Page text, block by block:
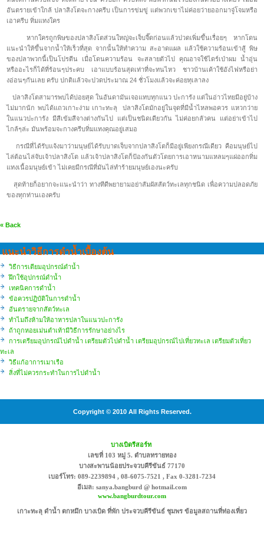
อันตรายเข้าใกล้ ปลาสิงโตจะกางครีบ เป็นการข่มขู่ แต่พวกเขาไม่ค่อยว่ายออกมาจู่โจมหรือ
เอาครีบ ทิ่มแทงใคร
หากใครถูกพิษของปลาสิงโตส่วนใหญ่จะเจ็บจี๊ดก่อนแล้วปวดเพิ่มขึ้นเรื่อยๆ หากโดน
แนะนำให้ขึ้นจากน้ำให้เร็วที่สุด จากนั้นให้ทำความ สะอาดแผล แล้วใช้ความร้อนเข้าสู้ พิษ
ของปลาพวกนี้เป็นโปรตีน เมื่อโดนความร้อน จะสลายตัวไป คุณอาจใช้ไดร์เป่าผม น้ำอุ่น
หรืออะไรก็ได้ที่ร้อนๆประคบ เอาแบบร้อนสุดเท่าที่จะทนไหว ชาวบ้านเค้าใช้อังไฟหรือย่า
งอ่อนๆกันเลย ครับ ปกติแล้วจะปวดประมาณ 24 ชั่วโมงแล้วจะค่อยทุเลาลง
ปลาสิงโตสามารพบได้บ่อยสุด ในอันดามันเจอแทบทุกแนว ปะการัง แต่ในอ่าวไทยมีอยู่บ้าง
ไม่มากนัก พบได้แถวเกาะง่าม เกาะทะลุ ปลาสิงโตมักอยู่ในจุดที่มีน้ำไหลพอควร แหวกว่าย
ในแนวปะการัง มีสีเข้มสีจางต่างกันไป แต่เป็นชนิดเดียวกัน ไม่ค่อยกลัวคน แต่อย่าเข้าไป
ไกล้ๆล่ะ มันพร้อมจะกางครีบทิ่มแทงคุณอยู่เสมอ
กรณีที่ได้รับแจ้งมาว่ามนุษย์ได้รับบาดเจ็บจากปลาสิงโตก็มีอยู่เพียงกรณีเดียว คือมนุษย์ไป
ไล่ต้อนไล่จับเจ้าปลาสิงโต แล้วเจ้าปลาสิงโตก็ป้องกันตัวโดยการเอาหนามแหลมๆแผ่ออกทิ่ม
แทงเนื้อมนุษย์เข้า ไม่เคยมีกรณีที่มันไล่ทำร้ายมนุษย์เองนะครับ
สุดท้ายก็อยากจะแนะนำว่า ทางทีดีพยายามอย่าสัมผัสสัตว์ทะเลทุกชนิด เพื่อความปลอดภัย
ของทุกท่านเองครับ
« Back
แนะนำวิธีการดำน้ำเบื้องต้น
วิธีการเตียมอุปกรณ์ดำน้ำ
ฝึกใช้อุปกรณ์ดำน้ำ
เทคนิคการดำน้ำ
ข้อควรปฏิบัติในการดำน้ำ
อันตรายจากสัตว์ทะเล
ทำไมถึงห้ามให้อาหารปลาในแนวปะการัง
ถ้าถูกหอยเม่นตำเท้ามีวิธีการรักษาอย่างไร
การเตรียมอุปกรณ์ไปดำน้ำ เตรียมตัวไปดำน้ำ เตรียมอุปกรณ์ไปเที่ยวทะเล เตรียมตัวเที่ยว
ทะเล
วิธีแก้อาการเมาเรือ
สิ่งที่ไม่ควรกระทำในการไปดำน้ำ
Copyright © 2010 All Rights Reserved.
บางเบิดรีสอร์ท
เลขที่ 103 หมู่ 5. ตำบลทรายทอง
บางสะพานน้อยประจวบคีรีขันธ์ 77170
เบอร์โทร: 089-2239894 , 08-6075-7521 , Fax 0-3281-7234
อีเมล: sanya.bangburd @ hotmail.com
www.bangburdtour.com
เกาะทะลุ ดำน้ำ ตกหมึก บางเบิด ที่พัก ประจวบคีรีขันธ์ ชุมพร ข้อมูลสถานที่ท่องเที่ยว